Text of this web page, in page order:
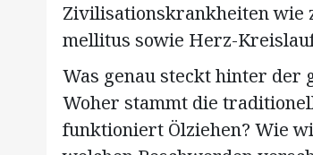
Zivilisationskrankheiten wie
mellitus sowie Herz-
Was genau steckt hinter der
Woher stammt die
funktioniert Ölziehen? Wie